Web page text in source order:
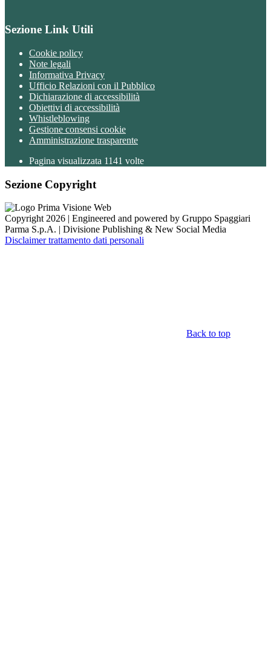
Sezione Link Utili
Cookie policy
Note legali
Informativa Privacy
Ufficio Relazioni con il Pubblico
Dichiarazione di accessibilità
Obiettivi di accessibilità
Whistleblowing
Gestione consensi cookie
Amministrazione trasparente
Pagina visualizzata 1141 volte
Sezione Copyright
Copyright 2026 | Engineered and powered by Gruppo Spaggiari
Parma S.p.A. | Divisione Publishing & New Social Media
Disclaimer trattamento dati personali
Back to top